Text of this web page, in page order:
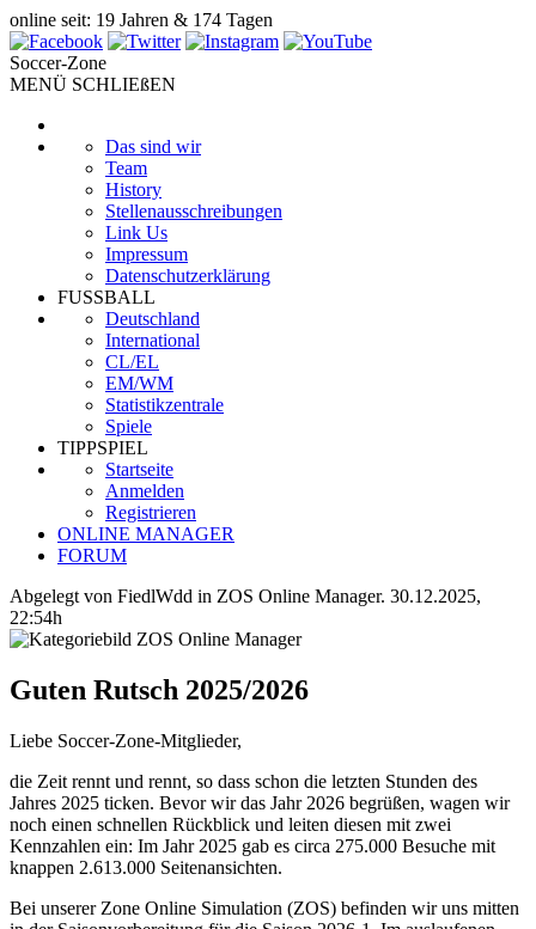
online seit: 19 Jahren & 174 Tagen
Soccer-Zone
MENÜ SCHLIEßEN
Das sind wir
Team
History
Stellenausschreibungen
Link Us
Impressum
Datenschutzerklärung
FUSSBALL
Deutschland
International
CL/EL
EM/WM
Statistikzentrale
Spiele
TIPPSPIEL
Startseite
Anmelden
Registrieren
ONLINE MANAGER
FORUM
Abgelegt von FiedlWdd in ZOS Online Manager. 30.12.2025,
22:54h
Guten Rutsch 2025/2026
Liebe Soccer-Zone-Mitglieder,
die Zeit rennt und rennt, so dass schon die letzten Stunden des
Jahres 2025 ticken. Bevor wir das Jahr 2026 begrüßen, wagen wir
noch einen schnellen Rückblick und leiten diesen mit zwei
Kennzahlen ein: Im Jahr 2025 gab es circa 275.000 Besuche mit
knappen 2.613.000 Seitenansichten.
Bei unserer Zone Online Simulation (ZOS) befinden wir uns mitten